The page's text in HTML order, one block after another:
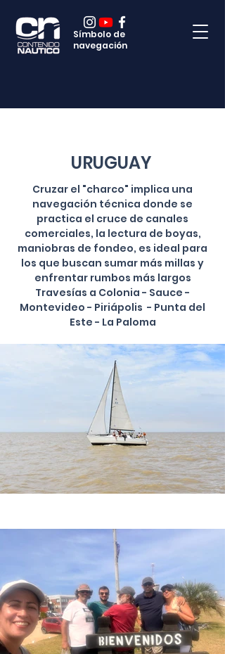
Símbolo de
navegación
URUGUAY
Cruzar el "charco" implica una
navegación técnica donde se
practica el cruce de canales
comerciales, la lectura de boyas,
maniobras de fondeo, es ideal para
los que buscan sumar más millas y
enfrentar rumbos más largos
Travesías a Colonia - Sauce -
Montevideo - Piriápolis - Punta del
Este - La Paloma